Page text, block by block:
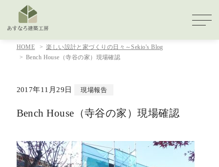
HOME
楽しい設計と家づくりの日々～Sekio's Blog
Bench House（寺谷の家）現場確認
2017年11月29日 現場報告
Bench House（寺谷の家）現場確認